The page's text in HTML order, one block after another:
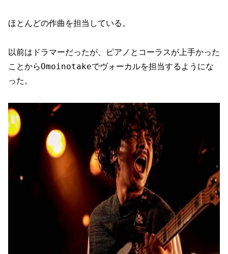
ほとんどの作曲を担当している。
以前はドラマーだったが、ピアノとコーラスが上手かった
ことからOmoinotakeでヴォーカルを担当するようにな
った。